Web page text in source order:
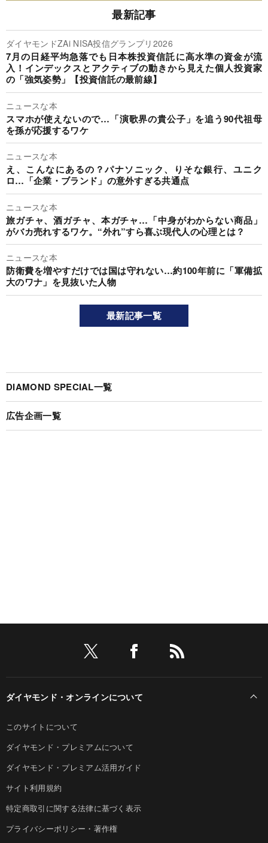
最新記事
ダイヤモンドZAi NISA投信グランプリ2026
7月の日経平均急落でも日本株投資信託に高水準の資金が流
入！インデックスとアクティブの動きから見えた個人投資家
の「強気姿勢」【投資信託の最前線】
ニュースな本
スマホが使えないので…「演歌界の貴公子」を追う90代祖母
を孫が応援するワケ
ニュースな本
え、こんなにあるの？パナソニック、りそな銀行、ユニク
ロ…「企業・ブランド」の意外すぎる共通点
ニュースな本
旅ガチャ、酒ガチャ、本ガチャ…「中身がわからない商品」
がバカ売れするワケ。“外れ”すら喜ぶ現代人の心理とは？
ニュースな本
防衛費を増やすだけでは国は守れない…約100年前に「軍備拡
大のワナ」を見抜いた人物
最新記事一覧
DIAMOND SPECIAL一覧
広告企画一覧
ダイヤモンド・オンラインについて
このサイトについて
ダイヤモンド・プレミアムについて
ダイヤモンド・プレミアム活用ガイド
サイト利用規約
特定商取引に関する法律に基づく表示
プライバシーポリシー・著作権